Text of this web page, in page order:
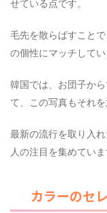
せている点です。
毛先を散らばすこと
の個性にマッチしてい
韓国では、お団子か
て、この写真もそれ
最新の流行を取り入
人の注目を集めていま
カラーのセ